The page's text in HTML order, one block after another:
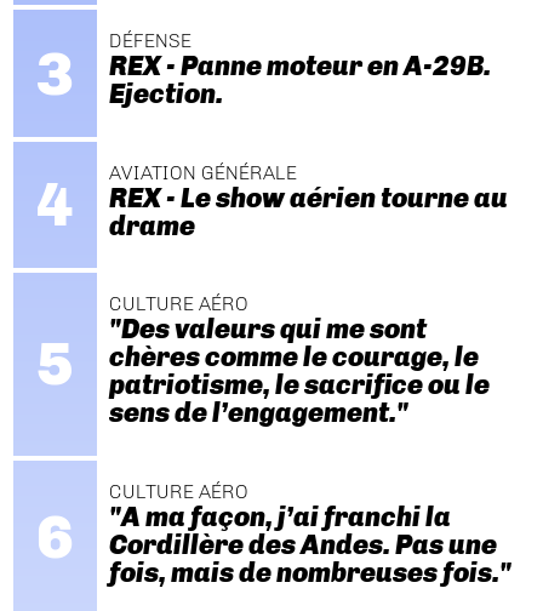
DÉFENSE
REX - Panne moteur en A-29B.
Ejection.
AVIATION GÉNÉRALE
REX - Le show aérien tourne au
drame
CULTURE AÉRO
"Des valeurs qui me sont
chères comme le courage, le
patriotisme, le sacrifice ou le
sens de l’engagement."
CULTURE AÉRO
"A ma façon, j’ai franchi la
Cordillère des Andes. Pas une
fois, mais de nombreuses fois."